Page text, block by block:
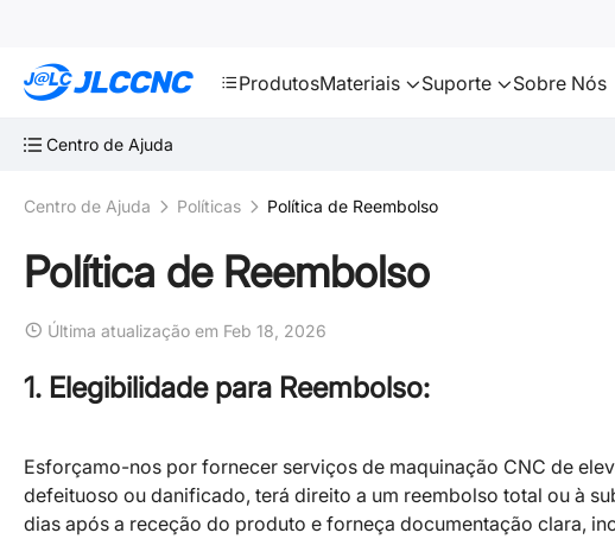
ProdutosMateriais Suporte Sobre Nós
Centro de Ajuda
Centro de Ajuda Políticas Política de Reembolso
Política de Reembolso
Última atualização em Feb 18, 2026
1. Elegibilidade para Reembolso:
Esforçamo-nos por fornecer serviços de maquinação CNC de
defeituoso ou danificado, terá direito a um reembolso total ou à
dias após a receção do produto e forneça documentação clara,